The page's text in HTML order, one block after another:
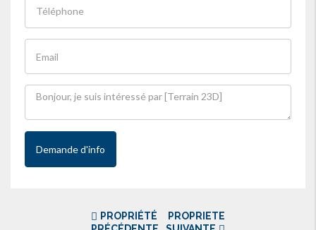
Demande d'info
PROPRIÉTÉ
PROPRIETE